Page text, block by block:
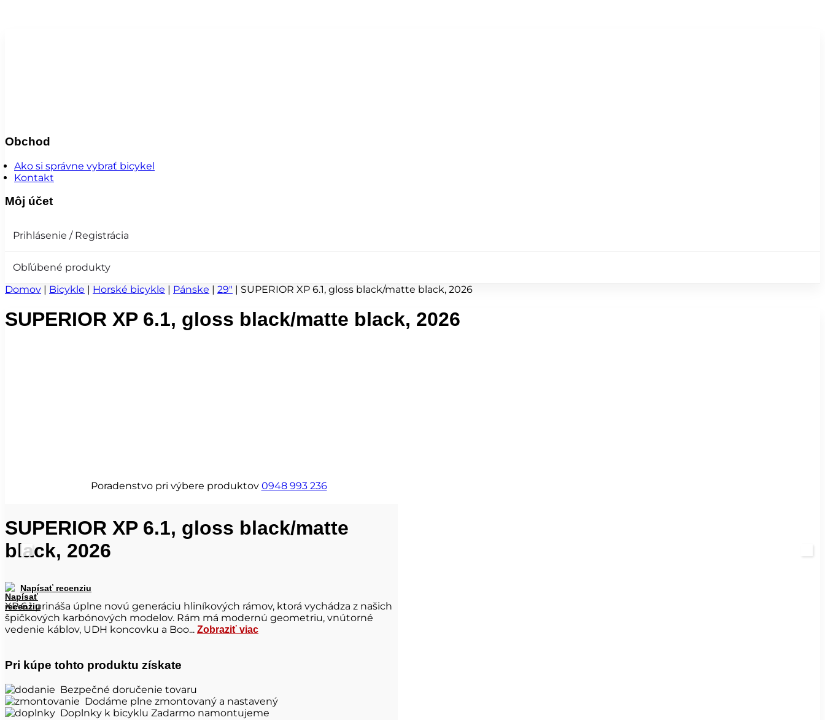
Obchod
Ako si správne vybrať bicykel
Kontakt
Môj účet
Prihlásenie / Registrácia
Obľúbené produkty
Domov | Bicykle | Horské bicykle | Pánske | 29" | SUPERIOR XP 6.1, gloss black/matte black, 2026
SUPERIOR XP 6.1, gloss black/matte black, 2026
Poradenstvo pri výbere produktov 0948 993 236
SUPERIOR XP 6.1, gloss black/matte
black, 2026
Napísať recenziu
XP 6.1 prináša úplne novú generáciu hliníkových rámov, ktorá vychádza z našich
špičkových karbónových modelov. Rám má modernú geometriu, vnútorné
vedenie káblov, UDH koncovku a Boo... Zobraziť viac
Pri kúpe tohto produktu získate
Bezpečné doručenie tovaru
Dodáme plne zmontovaný a nastavený
Doplnky k bicyklu Zadarmo namontujeme